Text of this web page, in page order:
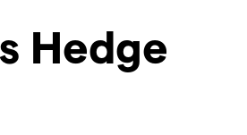
Hedge